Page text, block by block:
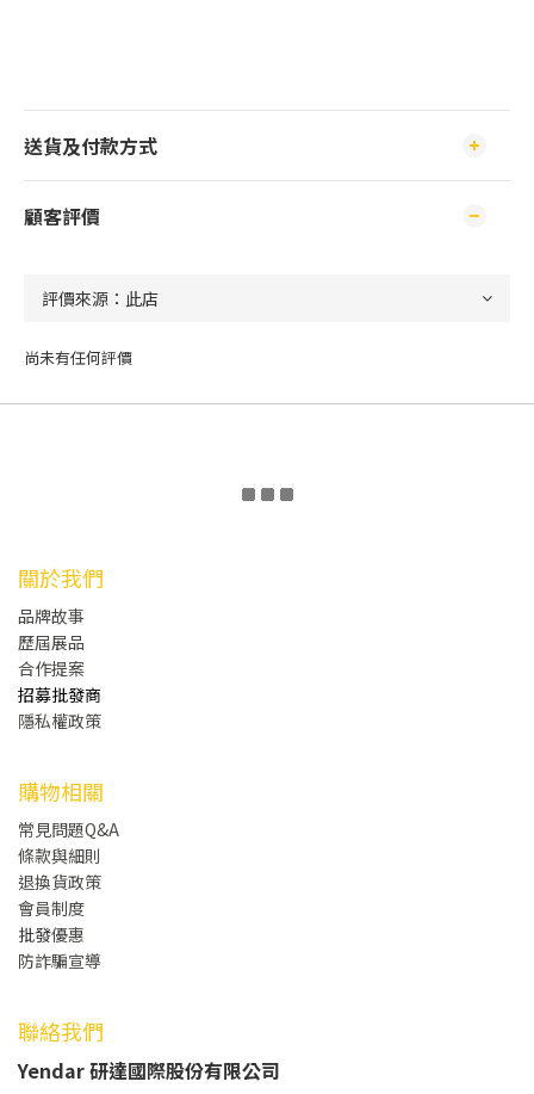
送貨及付款方式
顧客評價
尚未有任何評價
關於我們
品牌故事
歷屆展品
合作提案
招募批發商
隱私權政策
購物相關
常見問題Q&A
條款與細則
退換貨政策
會員制度
批發優惠
防詐騙宣導
聯絡我們
Yendar 研達國際股份有限公司